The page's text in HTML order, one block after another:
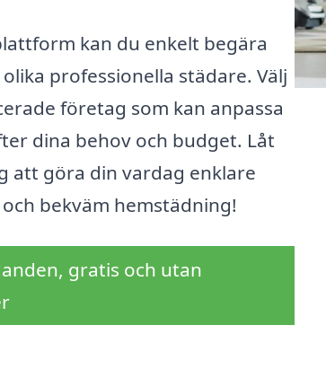
kan du enkelt begära
professionella städare. Välj
företag som kan anpassa
dina behov och budget. Låt
att göra din vardag enklare
bekväm hemstädning!
gratis och utan